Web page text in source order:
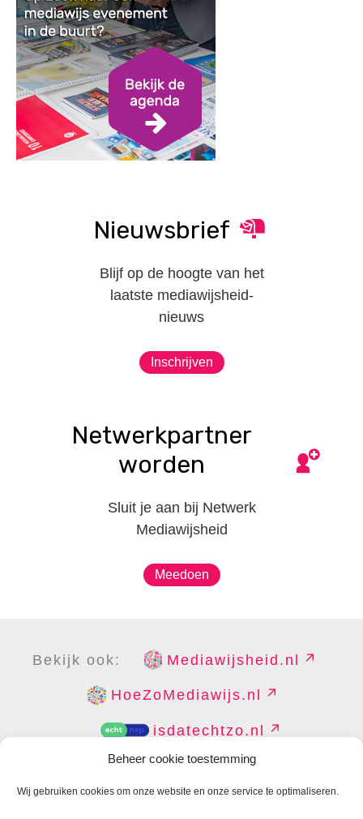
Beheer cookie toestemming
Wij gebruiken cookies om onze website en onze service te optimaliseren.
Nieuwsbrief
Blijf op de hoogte van het
laatste mediawijsheid-
nieuws
Inschrijven
Netwerkpartner
worden
Sluit je aan bij Netwerk
Mediawijsheid
Meedoen
Bekijk ook: Mediawijsheid.nl
HoeZoMediawijs.nl
isdatechtzo.nl